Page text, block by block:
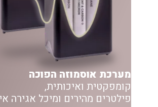
מערכת אוסמוזה הפוכה
קומפקטית ואיכותית,
פילטרים מהירים ומיכל אגירה